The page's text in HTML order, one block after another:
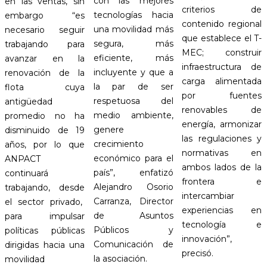
embargo “es
necesario seguir
trabajando para
avanzar en la
renovación de la
flota cuya
antigüedad
promedio no ha
disminuido de 19
años, por lo que
ANPACT
continuará
trabajando, desde
el sector privado,
para impulsar
políticas públicas
dirigidas hacia una
movilidad
tecnologías hacia
una movilidad más
segura, más
eficiente, más
incluyente y que a
la par de ser
respetuosa del
medio ambiente,
genere
crecimiento
económico para el
país”, enfatizó
Alejandro Osorio
Carranza, Director
de Asuntos
Públicos y
Comunicación de
la asociación.
criterios de
contenido regional
que establece el T-
MEC; construir
infraestructura de
carga alimentada
por fuentes
renovables de
energía, armonizar
las regulaciones y
normativas en
ambos lados de la
frontera e
intercambiar
experiencias en
tecnología e
innovación”,
precisó.